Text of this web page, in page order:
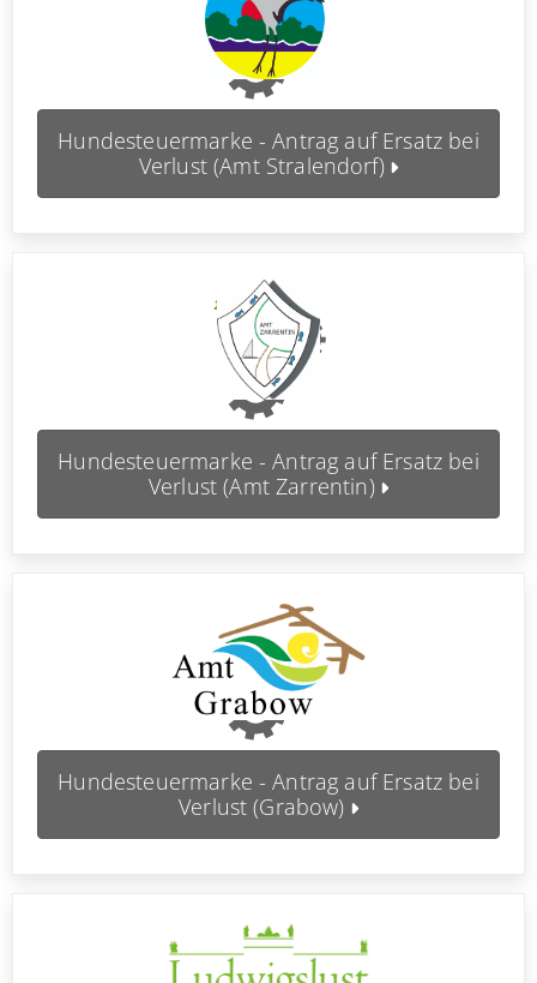
Hundesteuermarke - Antrag auf Ersatz bei
Verlust (Amt Stralendorf)
Hundesteuermarke - Antrag auf Ersatz bei
Verlust (Amt Zarrentin)
Hundesteuermarke - Antrag auf Ersatz bei
Verlust (Grabow)